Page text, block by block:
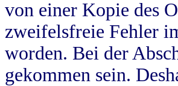
von einer Kopie des
zweifelsfreie Fehler
worden. Bei der
gekommen sein.